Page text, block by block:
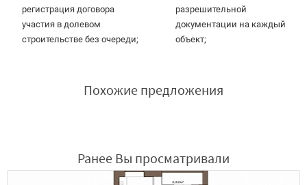
регистрация договора
участия в долевом
строительстве без очереди;
разрешительной
документации на каждый
объект;
Похожие предложения
Ранее Вы просматривали